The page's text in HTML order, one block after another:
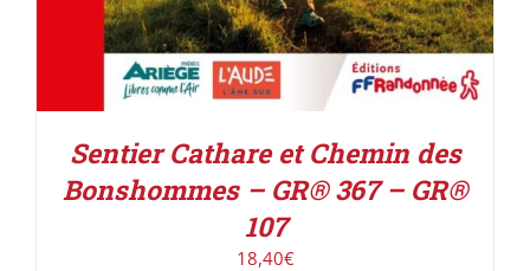
Sentier Cathare et Chemin des
Bonshommes – GR® 367 – GR®
107
18,40€